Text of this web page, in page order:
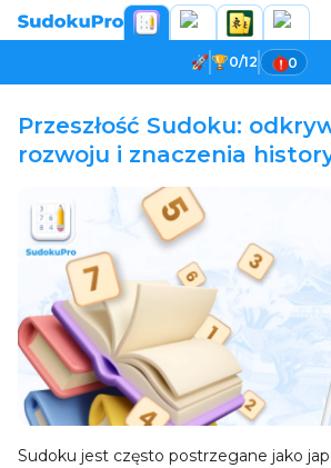
0/12 0
Przeszłość Sudoku:
rozwoju i znaczenia
Sudoku jest często postrzegane jako